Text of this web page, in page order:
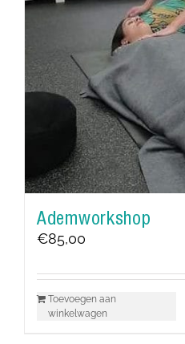
Ademworkshop
€85,00
Toevoegen aan
winkelwagen